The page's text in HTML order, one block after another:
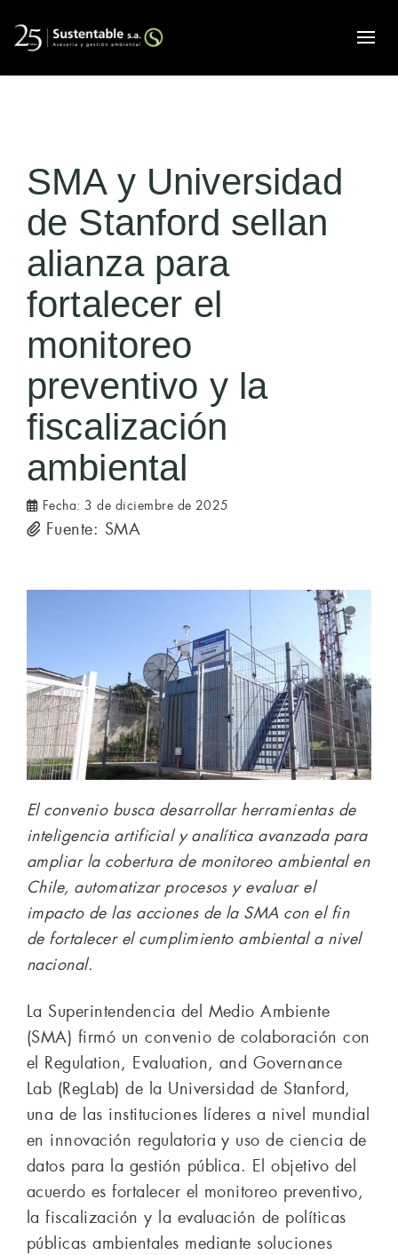
SMA y Universidad
de Stanford sellan
alianza para
fortalecer el
monitoreo
preventivo y la
fiscalización
ambiental
Fecha: 3 de diciembre de 2025
Fuente: SMA
El convenio busca desarrollar herramientas de
inteligencia artificial y analítica avanzada para
ampliar la cobertura de monitoreo ambiental en
Chile, automatizar procesos y evaluar el
impacto de las acciones de la SMA con el fin
de fortalecer el cumplimiento ambiental a nivel
nacional.
La Superintendencia del Medio Ambiente
(SMA) firmó un convenio de colaboración con
el Regulation, Evaluation, and Governance
Lab (RegLab) de la Universidad de Stanford,
una de las instituciones líderes a nivel mundial
en innovación regulatoria y uso de ciencia de
datos para la gestión pública. El objetivo del
acuerdo es fortalecer el monitoreo preventivo,
la fiscalización y la evaluación de políticas
públicas ambientales mediante soluciones